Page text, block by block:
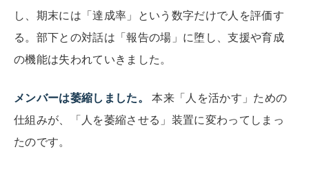
し、期末には「達成率」という数字だけで人を評価す
る。部下との対話は「報告の場」に堕し、支援や育成
の機能は失われていきました。
メンバーは萎縮しました。
本来「人を活かす」ための
仕組みが、「人を萎縮させる」装置に変わってしまっ
たのです。